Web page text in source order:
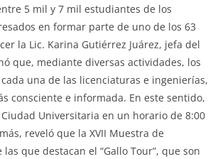
5 mil y 7 mil estudiantes de los
en formar parte de uno de los 63
la Lic. Karina Gutiérrez Juárez, jefa del
que, mediante diversas actividades, los
una de las licenciaturas e ingenierías,
consciente e informada. En este sentido,
Universitaria en un horario de 8:00
reveló que la XVII Muestra de
que destacan el “Gallo Tour”, que son